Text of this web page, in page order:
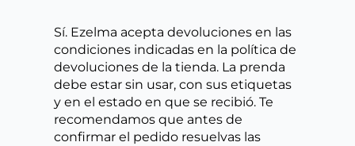
Sí. Ezelma acepta devoluciones en las
condiciones indicadas en la política de
devoluciones de la tienda. La prenda
debe estar sin usar, con sus etiquetas
y en el estado en que se recibió. Te
recomendamos que antes de
confirmar el pedido resuelvas las